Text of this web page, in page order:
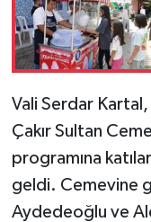
Vali Serdar Kartal,
Çakır Sultan
programına
geldi. Cemevine
Aydedeoğlu ve